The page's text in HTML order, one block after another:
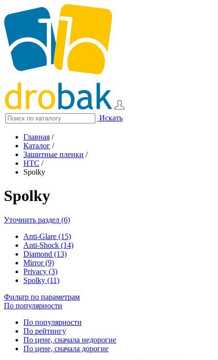
Искать
Главная /
Каталог /
Защитные пленки /
HTC /
Spolky
Spolky
Уточнить раздел (6)
Anti-Glare (15)
Anti-Shock (14)
Diamond (13)
Mirror (9)
Privacy (3)
Spolky (11)
Фильтр по параметрам
По популярности
По популярности
По рейтингу
По цене, сначала недорогие
По цене, сначала дорогие